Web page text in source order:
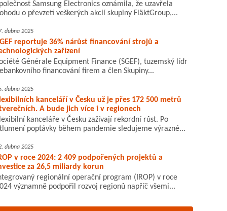
Samsung Electronics oznámila, že uzavřela
o převzetí veškerých akcií skupiny FläktGroup,...
dubna 2025
reportuje 36% nárůst financování strojů a
zařízení
Générale Equipment Finance (SGEF), tuzemský lídr
financování firem a člen Skupiny...
dubna 2025
kanceláří v Česku už je přes 172 500 metrů
A bude jich více i v regionech
kanceláře v Česku zažívají rekordní růst. Po
poptávky během pandemie sledujeme výrazné...
dubna 2025
v roce 2024: 2 409 podpořených projektů a
za 26,5 miliardy korun
regionální operační program (IROP) v roce
významně podpořil rozvoj regionů napříč všemi...